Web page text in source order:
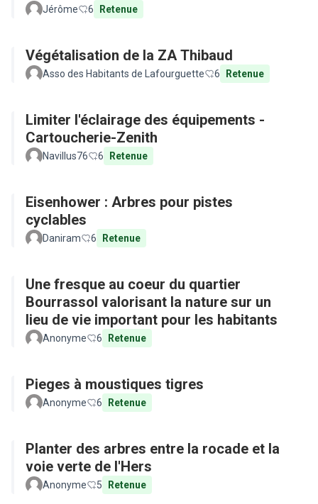
Jérôme 6 Retenue
Végétalisation de la ZA Thibaud
Asso des Habitants de Lafourguette 6 Retenue
Limiter l'éclairage des équipements -
Cartoucherie-Zenith
Navillus76 6 Retenue
Eisenhower : Arbres pour pistes
cyclables
Daniram 6 Retenue
Une fresque au coeur du quartier
Bourrassol valorisant la nature sur un
lieu de vie important pour les habitants
Anonyme 6 Retenue
Pieges à moustiques tigres
Anonyme 6 Retenue
Planter des arbres entre la rocade et la
voie verte de l'Hers
Anonyme 5 Retenue